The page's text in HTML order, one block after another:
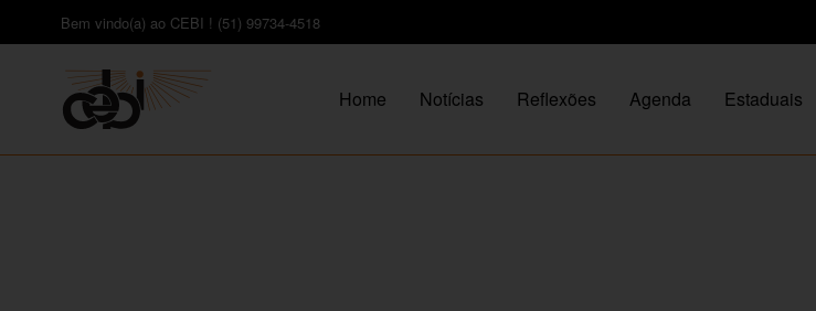
Bem vindo(a) ao CEBI ! (51) 99734-4518
Home Notícias Reflexões Agenda Estaduais